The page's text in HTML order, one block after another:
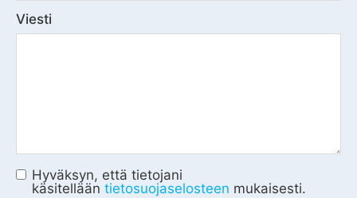
Viesti
Hyväksyn, että tietojani
käsitellään tietosuojaselosteen mukaisesti.